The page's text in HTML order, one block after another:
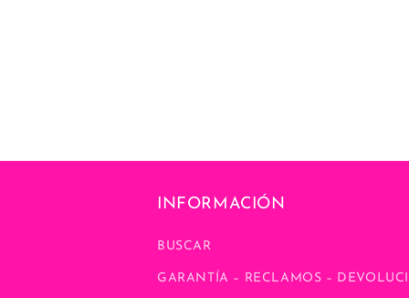
INFORMACIÓN
BUSCAR
GARANTÍA – RECLAMOS –